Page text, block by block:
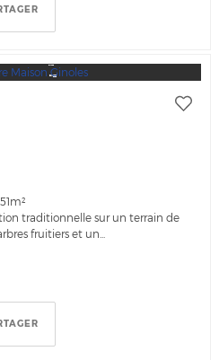
traditionnelle sur un terrain de
fruitiers et un...